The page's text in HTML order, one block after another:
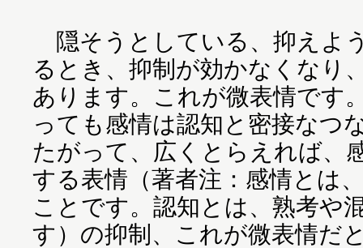
隠そうとしている、抑えよ
るとき、抑制が効かなくなり
あります。これが微表情です
っても感情は認知と密接なつ
たがって、広くとらえれば、
する表情（著者注：感情とは
ことです。認知とは、熟考や
す）の抑制、これが微表情だ